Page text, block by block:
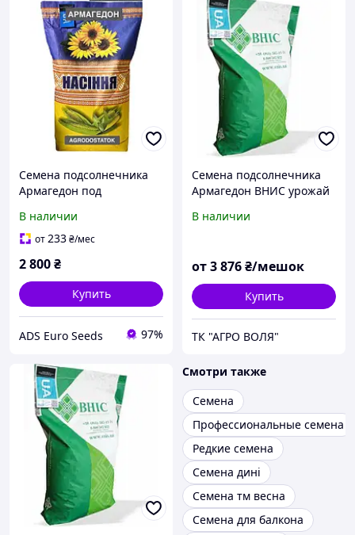
Семена подсолнечника
Армагедон под
екстра )
В наличии
от233₴/мес
2 800₴
Купить
ADS Euro Seeds 97%
Семена подсолнечника
Армагедон ВНИС урожай
В наличии
от3 876₴/мешок
Купить
ТК "АГРО ВОЛЯ"
Смотри также
Семена
Профессиональные семена
Редкие семена
Семена дині
Семена тм весна
Семена для балкона